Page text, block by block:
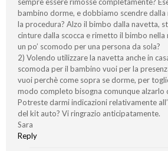
bambino dorme, e dobbiamo scendre dalla
la procedura? Alzo il bimbo dalla navetta,
cinture dalla scocca e rimetto il bimbo nella
un po’ scomodo per una persona da sola?
2) Volendo utilizzare la navetta anche in
scomoda per il bambino vuoi per la
vuoi perchè come sopra se dorme, per
modo completo bisogna comunque alzarlo
Potreste darmi indicazioni relativamente
del kit auto? Vi ringrazio anticipatamente.
Sara
Reply